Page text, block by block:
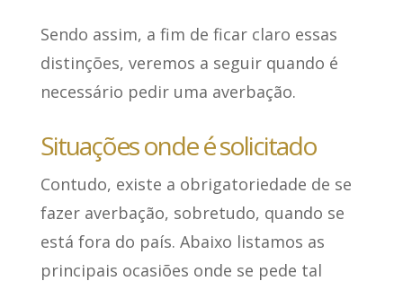
Sendo assim, a fim de ficar claro essas
distinções, veremos a seguir quando é
necessário pedir uma averbação.
Situações onde é solicitado
Contudo, existe a obrigatoriedade de se
fazer averbação, sobretudo, quando se
está fora do país. Abaixo listamos as
principais ocasiões onde se pede tal